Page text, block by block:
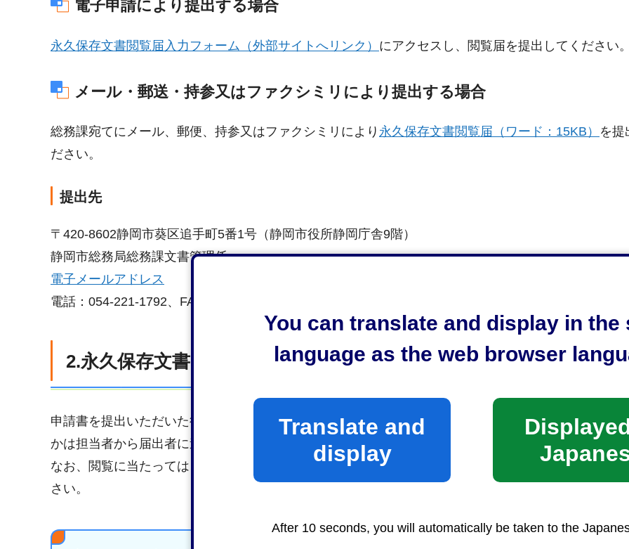
You can translate and display in the
language as the web browser
Translate and
display
After 10 seconds, you will automatically be taken to the
電子申請により提出する場合
永久保存文書閲覧届入力フォーム（外部サイトへリンク） にアクセスし、閲覧届を提出してください
メール・郵送・持参又はファクシミリにより提出する場合
総務課宛てにメール、郵便、持参又はファクシミリにより 永久保存文書閲覧届（ワード：15KB） を提
ださい。
提出先
〒420-8602静岡市葵区追手町5番1号（静岡市役所静岡庁舎9階）
静岡市総務局総務課文書管理係
電子メールアドレス
電話：054-221-1792、FAX：054-205-1377
2.永久保存文書の閲覧
申請書を提出いただいた後に、ラペック又は静岡市役所静岡庁舎で閲覧していただきます。どこで閲
かは担当者から届出者に連絡させていただきます。
なお、閲覧に当たっては、非公開情報の確認等に一定程度の期間を要する場合がありますので、ご承
さい。